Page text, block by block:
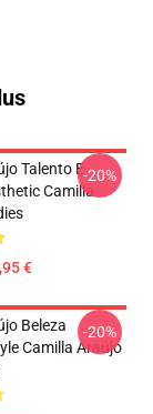
Talento E
Camilla
€
-20%
Beleza
Camilla Araújo
-20%